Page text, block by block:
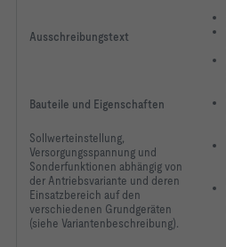
Ausschreibungstext
Bauteile und Eigenschaften
Sollwerteinstellung,
Versorgungsspannung und
Sonderfunktionen abhängig von
der Antriebsvariante und deren
Einsatzbereich auf den
verschiedenen Grundgeräten
(siehe Variantenbeschreibung).